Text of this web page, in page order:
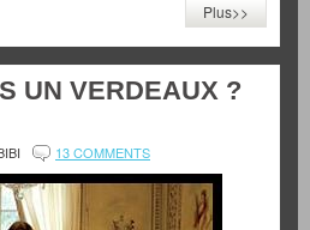
Plus>>
UN VERDEAUX ?
13 COMMENTS